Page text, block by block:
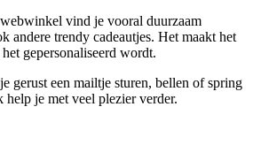
vind je vooral duurzaam
andere trendy cadeautjes. Het maakt het
gepersonaliseerd wordt.
gerust een mailtje sturen, bellen of spring
je met veel plezier verder.